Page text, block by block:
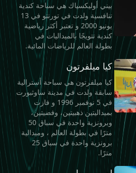
بيني أوليكسياك هي سباحة كندية
تنافسية ولدت في تورنتو في 13
يونيو 2000 و تعتبر أكثر رياضية
كندية تتويجًا بالميداليات في
بطولة العالم للرياضات المائية.
كيا ميلفرتون
كيا ميلفرتون هي سباحة أسترالية
سابقة ولدت في مدينة ساوثبورت
في 5 نوفمبر 1996 و فازت
بميداليتين ذهبيتين، وفضيتين،
وبرونزية واحدة في سباق 50
مترًا في بطولة العالم ، وميدالية
برونزية واحدة في سباق 25
مترًا.